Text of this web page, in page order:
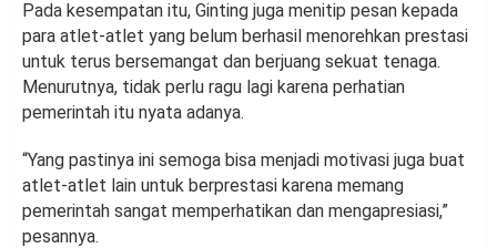
Pada kesempatan itu, Ginting juga menitip pesan kepada
para atlet-atlet yang belum berhasil menorehkan prestasi
untuk terus bersemangat dan berjuang sekuat tenaga.
Menurutnya, tidak perlu ragu lagi karena perhatian
pemerintah itu nyata adanya.
“Yang pastinya ini semoga bisa menjadi motivasi juga buat
atlet-atlet lain untuk berprestasi karena memang
pemerintah sangat memperhatikan dan mengapresiasi,”
pesannya.